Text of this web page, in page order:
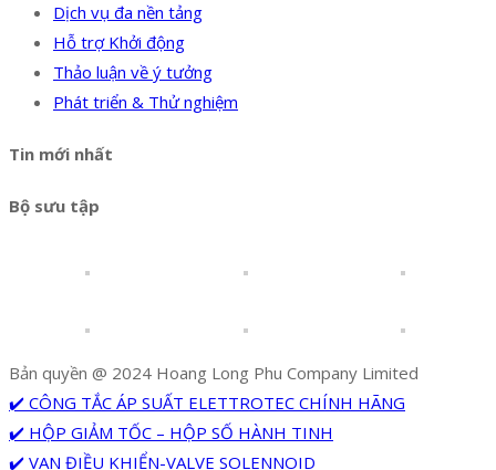
Dịch vụ đa nền tảng
Hỗ trợ Khởi động
Thảo luận về ý tưởng
Phát triển & Thử nghiệm
Tin mới nhất
Bộ sưu tập
Bản quyền @ 2024 Hoang Long Phu Company Limited
✔️ CÔNG TẮC ÁP SUẤT ELETTROTEC CHÍNH HÃNG
✔️ HỘP GIẢM TỐC – HỘP SỐ HÀNH TINH
✔️ VAN ĐIỀU KHIỂN-VALVE SOLENNOID